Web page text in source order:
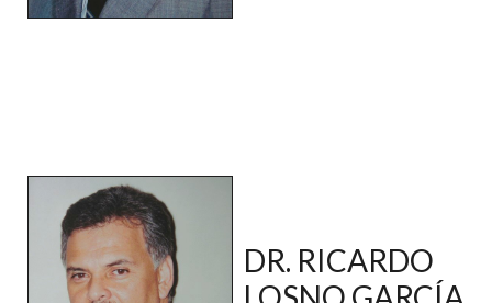
DR. RICARDO